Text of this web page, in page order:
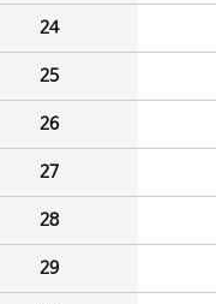
24
25
26
27
28
29